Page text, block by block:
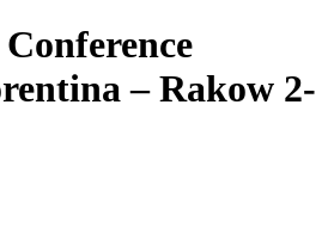
– Rakow 2-